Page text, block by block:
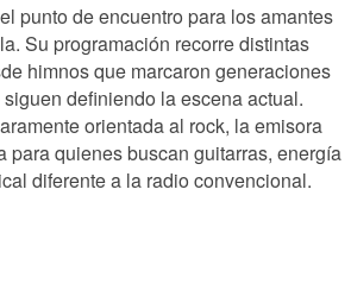
punto de encuentro para los amantes
Su programación recorre distintas
himnos que marcaron generaciones
definiendo la escena actual.
orientada al rock, la emisora
para quienes buscan guitarras, energía
diferente a la radio convencional.